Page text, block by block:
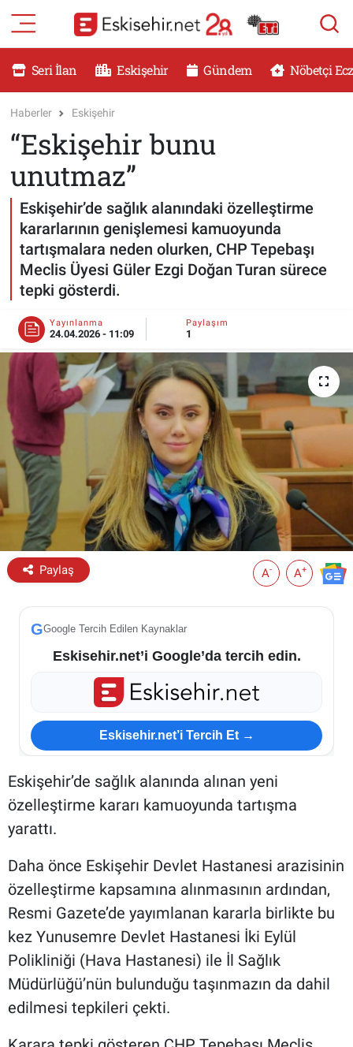
Seri İlan Eskişehir Gündem Nöbetçi
Haberler Eskişehir
“Eskişehir bunu
unutmaz”
Eskişehir’de sağlık alanındaki özelleştirme
kararlarının genişlemesi kamuoyunda
tartışmalara neden olurken, CHP Tepebaşı
Meclis Üyesi Güler Ezgi Doğan Turan sürece
tepki gösterdi.
Yayınlanma
24.04.2026 - 11:09
Paylaşım
1
Paylaş A- A+
GGoogle Tercih Edilen Kaynaklar
Eskisehir.net’i Google’da tercih edin.
Eskisehir.net’i Tercih Et →
Eskişehir’de sağlık alanında alınan yeni
özelleştirme kararı kamuoyunda tartışma
yarattı.
Daha önce Eskişehir Devlet Hastanesi arazisinin
özelleştirme kapsamına alınmasının ardından,
Resmi Gazete’de yayımlanan kararla birlikte bu
kez Yunusemre Devlet Hastanesi İki Eylül
Polikliniği (Hava Hastanesi) ile İl Sağlık
Müdürlüğü’nün bulunduğu taşınmazın da dahil
edilmesi tepkileri çekti.
RESMİ İLANLAR
DÜNYA
SAĞLIK
MAGAZİN
KADIN
TEKNOLOJİ
YEMEK
ESKİŞEHİR NÖBETÇİ ECZANELER
Eskişehir Haber İçerikleri
Eskişehir Hava Durumu
Eskişehir Tramvay Saatleri
Eskişehir Otobüs Saatleri
Eskişehir Nöbetçi Eczaneler
Eskişehir Namaz Vakitleri
Eskişehir Trafik Yoğunluk Haritası
Süper Lig Puan Durumu ve Fikstür
Tüm Manşetler
Son Dakika Haberleri
Haber Arşivi